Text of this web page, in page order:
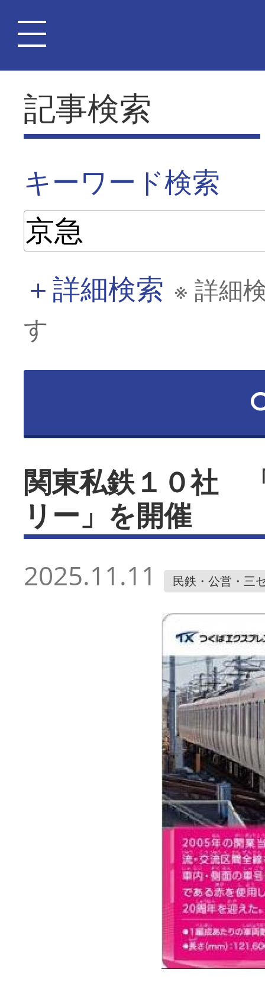
記事検索
キーワード検索
＋詳細検索 ※ 詳細
す
関東私鉄１０社
リー」を開催
2025.11.11 民鉄・公営・三